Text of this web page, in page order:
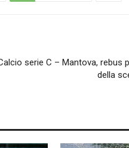
serie C – Mantova, rebus
della